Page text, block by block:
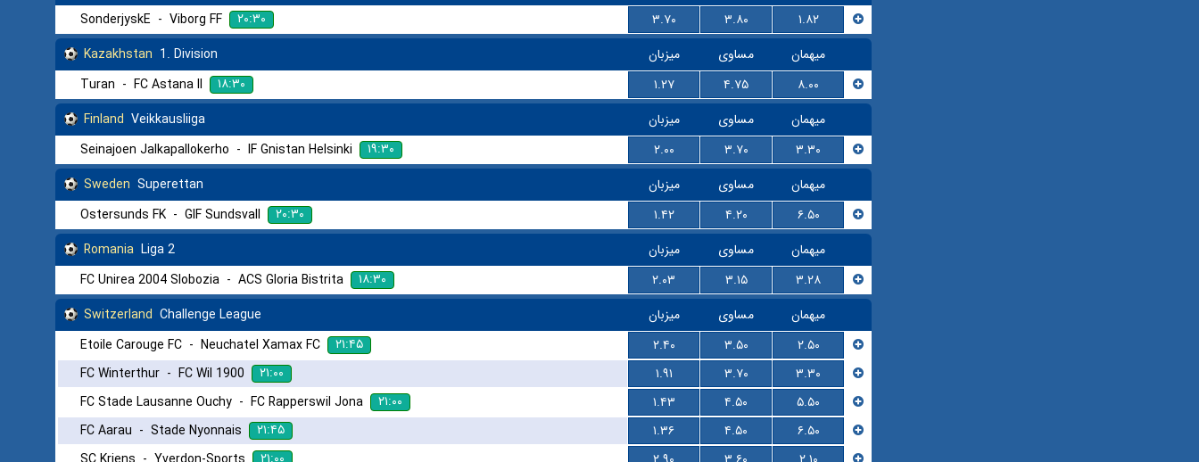
SonderjyskE - Viborg FF ۲۰:۳۰ ۳.۷۰ ۳.۸۰
۱.۸۲
Kazakhstan 1. Division میزبان مساوی
میهمان
Turan - FC Astana II ۱۸:۳۰ ۱.۲۷ ۴.۷۵
۸.۰۰
Finland Veikkausliiga میزبان مساوی
میهمان
Seinajoen Jalkapallokerho - IF Gnistan Helsinki ۱۹:۳۰ ۲.۰۰ ۳.۷۰
۳.۳۰
Sweden Superettan میزبان مساوی
میهمان
Ostersunds FK - GIF Sundsvall ۲۰:۳۰ ۱.۴۲ ۴.۲۰
۶.۵۰
Romania Liga 2 میزبان مساوی
میهمان
FC Unirea 2004 Slobozia - ACS Gloria Bistrita ۱۸:۳۰ ۲.۰۳ ۳.۱۵
۳.۲۸
Switzerland Challenge League میزبان مساوی
میهمان
Etoile Carouge FC - Neuchatel Xamax FC ۲۱:۴۵ ۲.۴۰ ۳.۵۰
۲.۵۰
FC Winterthur - FC Wil 1900 ۲۱:۰۰ ۱.۹۱ ۳.۷۰
۳.۳۰
FC Stade Lausanne Ouchy - FC Rapperswil Jona ۲۱:۰۰ ۱.۴۳ ۴.۵۰
۵.۵۰
FC Aarau - Stade Nyonnais ۲۱:۴۵ ۱.۳۶ ۴.۵۰
۶.۵۰